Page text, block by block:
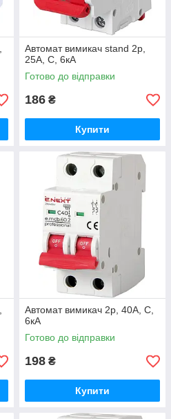
Автомат вимикач stand 2р,
25А, C, 6кА
Готово до відправки
186 ₴
Купити
Автомат вимикач 2р, 40А, C,
6кА
Готово до відправки
198 ₴
Купити